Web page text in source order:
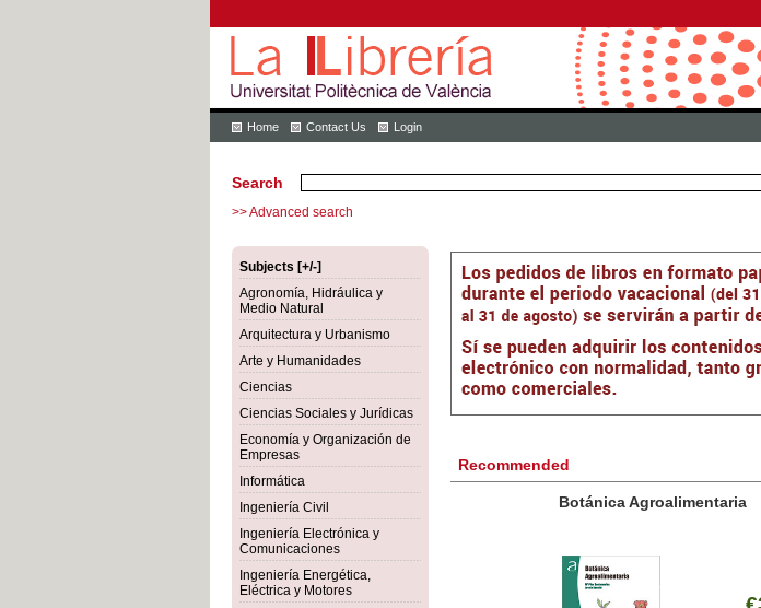
Home Contact Us Login
Search
>> Advanced search
Subjects [+/-]
Agronomía, Hidráulica y
Medio Natural
Arquitectura y Urbanismo
Arte y Humanidades
Ciencias
Ciencias Sociales y Jurídicas
Economía y Organización de
Empresas
Informática
Ingeniería Civil
Ingeniería Electrónica y
Comunicaciones
Ingeniería Energética,
Eléctrica y Motores
Recommended
Botánica Agroalimentaria